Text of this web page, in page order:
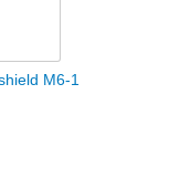
M6-1